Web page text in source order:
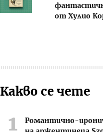
от Хулио
Какво се чете
Романтично-